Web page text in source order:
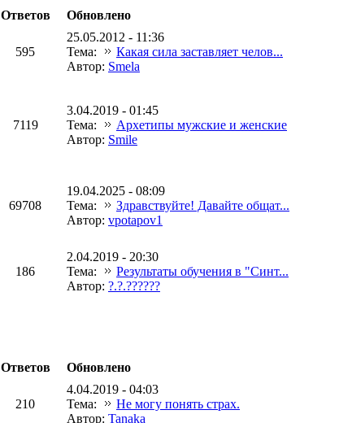
Ответов
Обновлено
595
25.05.2012 - 11:36
Тема:
Какая сила заставляет челов...
Автор: Smela
7119
3.04.2019 - 01:45
Тема:
Архетипы мужские и женские
Автор: Smile
69708
19.04.2025 - 08:09
Тема:
Здравствуйте! Давайте общат...
Автор: vpotapov1
186
2.04.2019 - 20:30
Тема:
Результаты обучения в "Синт...
Автор: ?.?.??????
Ответов Обновлено
210
4.04.2019 - 04:03
Тема:
Не могу понять страх.
Автор: Tanaka